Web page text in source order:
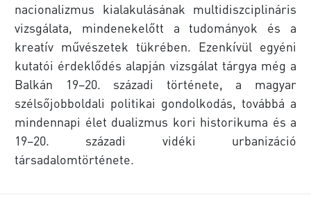
nacionalizmus kialakulásának multidiszciplináris
vizsgálata, mindenekelőtt a tudományok és a
kreatív művészetek tükrében. Ezenkívül egyéni
kutatói érdeklődés alapján vizsgálat tárgya még a
Balkán 19–20. századi története, a magyar
szélsőjobboldali politikai gondolkodás, továbbá a
mindennapi élet dualizmus kori historikuma és a
19–20. századi vidéki urbanizáció
társadalomtörténete.